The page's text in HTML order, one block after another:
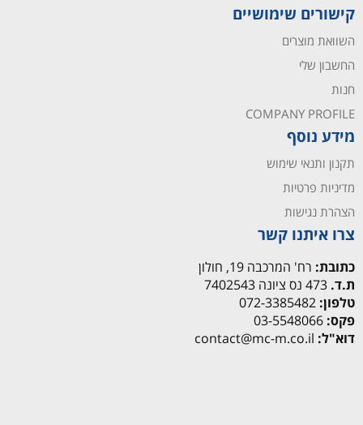
קישורים שימושיים
השוואת מוצרים
החשבון שלי
חנות
COMPANY PROFILE
מידע נוסף
תקנון ותנאי שימוש
מדיניות פרטיות
הצהרת נגישות
צרו איתנו קשר
כתובת: רח' המרכבה 19, חולון
ת.ד.
טלפון:
פקס:
דוא"ל: